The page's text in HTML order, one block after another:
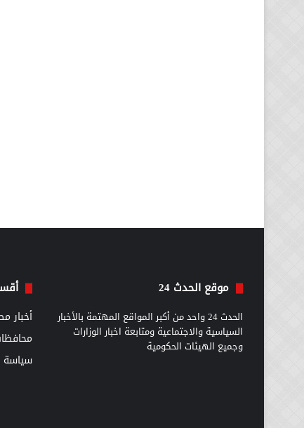
موقع الحدث 24
الحدث 24 واحد من أكبر المواقع المهتمة بالأخبار
السياسية والاجتماعية ومتابعة اخبار الوزارات
وجميع الهيئات الحكومية
أخبار
سياسة